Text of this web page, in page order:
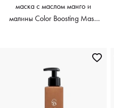
маска с маслом манго и
малины Color Boosting Mask